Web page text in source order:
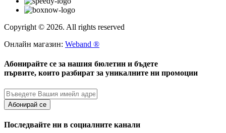
Copyright © 2026. All rights reserved
Онлайн магазин: Weband ®
Абонирайте се за нашия бюлетин и бъдете
първите, които разбират за уникалните ни промоции
Абонирай се
Последвайте ни в социалните канали